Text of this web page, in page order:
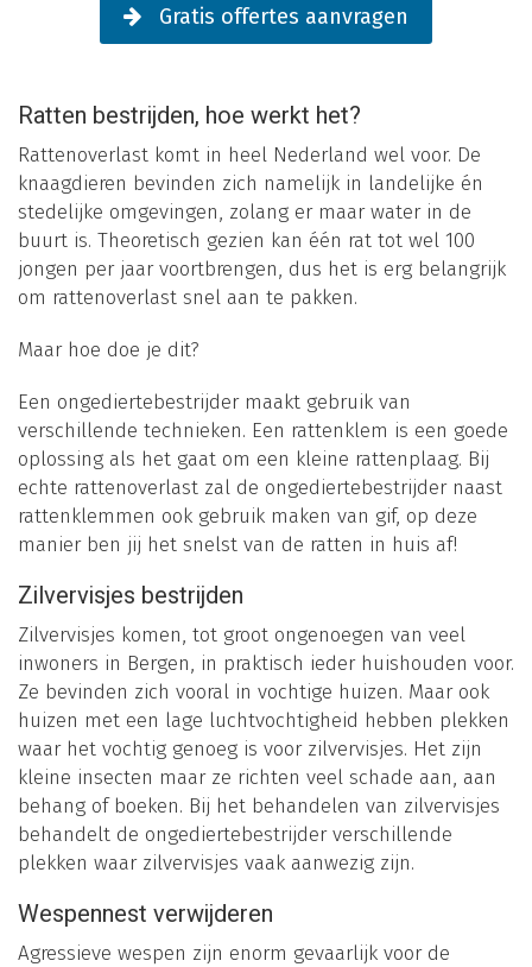
Gratis offertes aanvragen
Ratten bestrijden, hoe werkt het?
Rattenoverlast komt in heel Nederland wel voor. De
knaagdieren bevinden zich namelijk in landelijke én
stedelijke omgevingen, zolang er maar water in de
buurt is. Theoretisch gezien kan één rat tot wel 100
jongen per jaar voortbrengen, dus het is erg belangrijk
om rattenoverlast snel aan te pakken.
Maar hoe doe je dit?
Een ongediertebestrijder maakt gebruik van
verschillende technieken. Een rattenklem is een goede
oplossing als het gaat om een kleine rattenplaag. Bij
echte rattenoverlast zal de ongediertebestrijder naast
rattenklemmen ook gebruik maken van gif, op deze
manier ben jij het snelst van de ratten in huis af!
Zilvervisjes bestrijden
Zilvervisjes komen, tot groot ongenoegen van veel
inwoners in Bergen, in praktisch ieder huishouden voor.
Ze bevinden zich vooral in vochtige huizen. Maar ook
huizen met een lage luchtvochtigheid hebben plekken
waar het vochtig genoeg is voor zilvervisjes. Het zijn
kleine insecten maar ze richten veel schade aan, aan
behang of boeken. Bij het behandelen van zilvervisjes
behandelt de ongediertebestrijder verschillende
plekken waar zilvervisjes vaak aanwezig zijn.
Wespennest verwijderen
Agressieve wespen zijn enorm gevaarlijk voor de